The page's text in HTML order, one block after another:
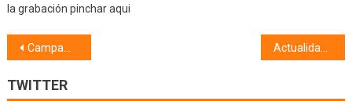
la grabación pinchar aqui
Navegación
de
Campamento de Verano del AMPA La Celestina (01/08/24)
TWITTER